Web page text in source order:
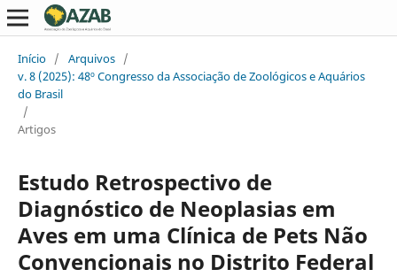
Início / Arquivos /
v. 8 (2025): 48º Congresso da Associação de Zoológicos e Aquários
do Brasil
/
Artigos
Estudo Retrospectivo de
Diagnóstico de Neoplasias em
Aves em uma Clínica de Pets Não
Convencionais no Distrito Federal